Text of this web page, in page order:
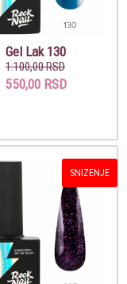
Gel Lak 130
1.100,00 RSD
550,00 RSD
SNIZENJE